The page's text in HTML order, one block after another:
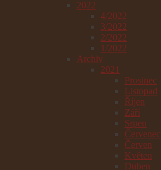
2022
4/2022
3/2022
2/2022
1/2022
Archiv
2021
Prosinec
Listopad
Říjen
Září
Srpen
Červenec
Červen
Květen
Duben